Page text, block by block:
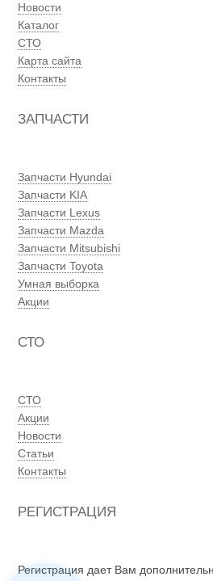
Новости
Каталог
СТО
Карта сайта
Контакты
ЗАПЧАСТИ
Запчасти Hyundai
Запчасти KIA
Запчасти Lexus
Запчасти Mazda
Запчасти Mitsubishi
Запчасти Toyota
Умная выборка
Акции
СТО
СТО
Акции
Новости
Статьи
Контакты
РЕГИСТРАЦИЯ
Регистрация дает Вам